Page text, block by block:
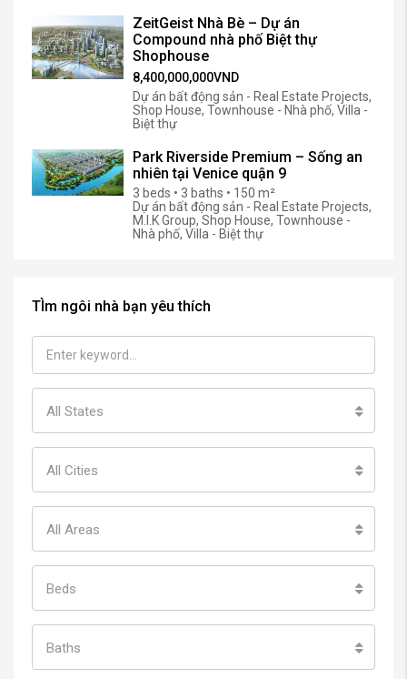
ZeitGeist Nhà Bè – Dự án
Compound nhà phố Biệt thự
Shophouse
8,400,000,000VND
Dự án bất động sản - Real Estate Projects,
Shop House, Townhouse - Nhà phố, Villa -
Biệt thự
Park Riverside Premium – Sống an
nhiên tại Venice quận 9
3 beds • 3 baths • 150 m²
Dự án bất động sản - Real Estate Projects,
M.I.K Group, Shop House, Townhouse -
Nhà phố, Villa - Biệt thự
TÌm ngôi nhà bạn yêu thích
All States
All Cities
All Areas
Beds
Baths